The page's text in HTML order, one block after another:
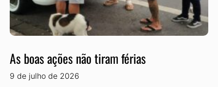
As boas ações não tiram férias
9 de julho de 2026